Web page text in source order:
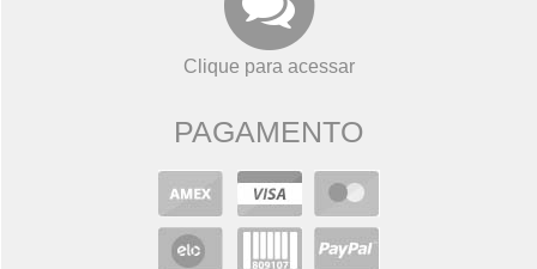
Clique para acessar
PAGAMENTO